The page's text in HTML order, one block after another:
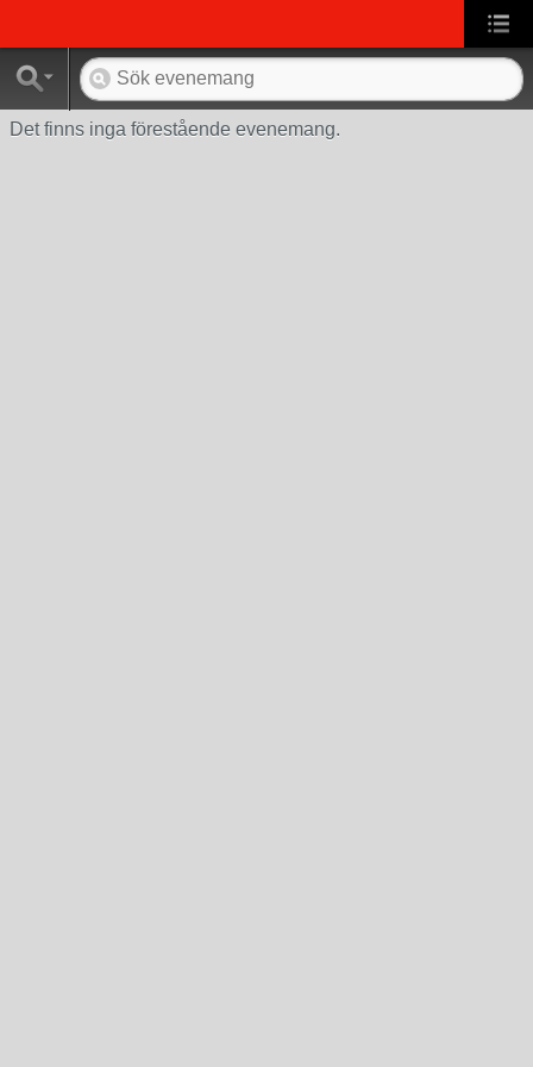
Det finns inga förestående evenemang.